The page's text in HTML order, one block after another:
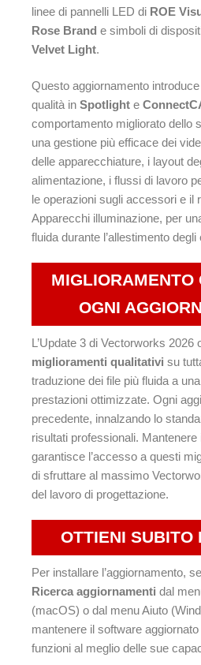
linee di pannelli LED di ROE
Rose Brand e simboli di
Velvet Light.
Questo aggiornamento
qualità in Spotlight e
comportamento migliorato dello
una gestione più efficace dei
delle apparecchiature, i layout
alimentazione, i flussi di lavoro
le operazioni sugli accessori e il
Apparecchi illuminazione, per
fluida durante l’allestimento degli
MIGLIORAMENTO
OGNI
L’Update 3 di Vectorworks 2026
miglioramenti qualitativi su
traduzione dei file più fluida a
prestazioni ottimizzate. Ogni
precedente, innalzando lo
risultati professionali.
garantisce l’accesso a questi
di sfruttare al massimo
del lavoro di progettazione.
OTTIENI SUBITO
Per installare l’aggiornamento,
Ricerca aggiornamenti dal
(macOS) o dal menu Aiuto
mantenere il software
funzioni al meglio delle sue